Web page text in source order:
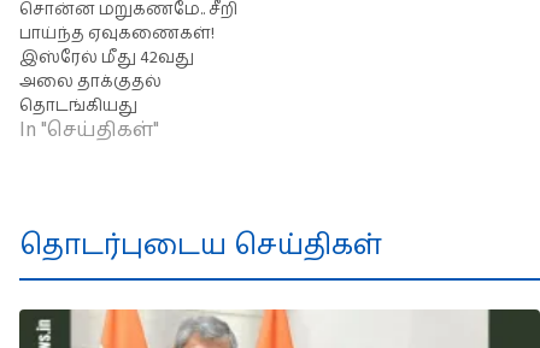
சொன்ன மறுகணமே.. சீறி
பாய்ந்த ஏவுகணைகள்!
இஸ்ரேல் மீது 42வது
அலை தாக்குதல்
தொடங்கியது
In "செய்திகள்"
தொடர்புடைய செய்திகள்